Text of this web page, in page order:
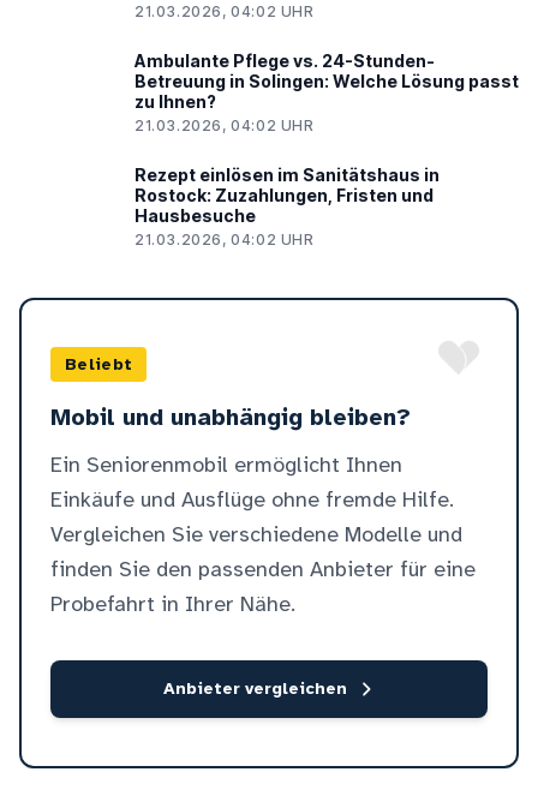
21.03.2026, 04:02 UHR
Ambulante Pflege vs. 24-Stunden-
Betreuung in Solingen: Welche Lösung passt
zu Ihnen?
21.03.2026, 04:02 UHR
Rezept einlösen im Sanitätshaus in
Rostock: Zuzahlungen, Fristen und
Hausbesuche
21.03.2026, 04:02 UHR
Beliebt
Mobil und unabhängig bleiben?
Ein Seniorenmobil ermöglicht Ihnen
Einkäufe und Ausflüge ohne fremde Hilfe.
Vergleichen Sie verschiedene Modelle und
finden Sie den passenden Anbieter für eine
Probefahrt in Ihrer Nähe.
Anbieter vergleichen